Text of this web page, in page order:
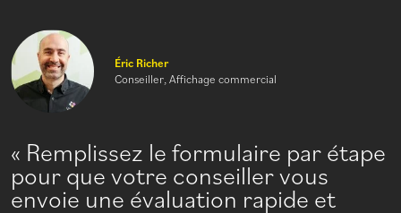
Remplissez le formulaire par étape
pour que votre conseiller vous
envoie une évaluation rapide et
Éric Richer
Conseiller, Affichage commercial